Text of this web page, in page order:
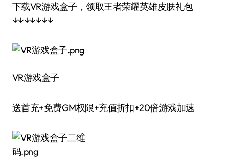
下载VR游戏盒子，领取王者荣耀英雄皮肤礼包
↓↓↓↓↓↓↓
VR游戏盒子
送首充+免费GM权限+充值折扣+20倍游戏加速